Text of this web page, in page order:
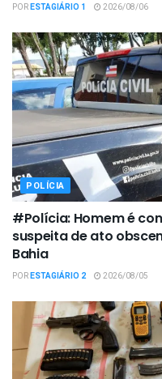
PORESTAGIÁRIO 1 2026/08/06
POLÍCIA
#Polícia: Homem é
suspeita de ato
Bahia
PORESTAGIÁRIO 2 2026/08/05